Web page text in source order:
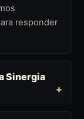
responder
Sinergia